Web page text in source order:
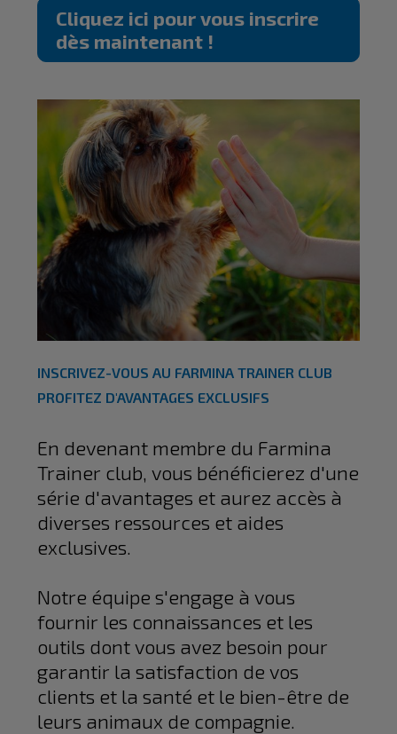
Cliquez ici pour vous inscrire
dès maintenant !
INSCRIVEZ-VOUS AU FARMINA TRAINER CLUB
PROFITEZ D'AVANTAGES EXCLUSIFS
En devenant membre du Farmina
Trainer club, vous bénéficierez d'une
série d'avantages et aurez accès à
diverses ressources et aides
exclusives.
Notre équipe s'engage à vous
fournir les connaissances et les
outils dont vous avez besoin pour
garantir la satisfaction de vos
clients et la santé et le bien-être de
leurs animaux de compagnie.